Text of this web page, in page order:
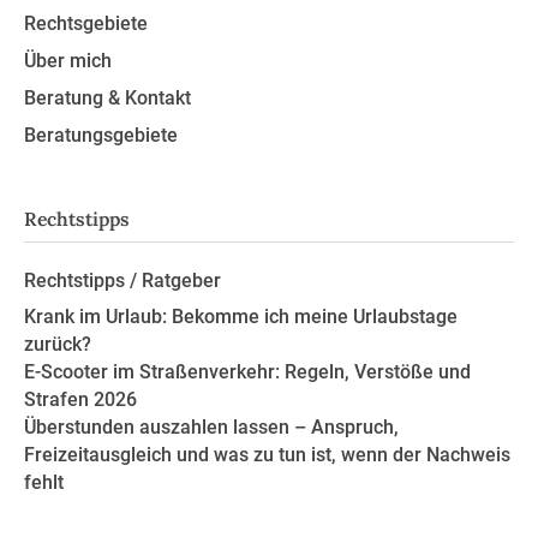
Rechtsgebiete
Über mich
Beratung & Kontakt
Beratungsgebiete
Rechtstipps
Rechtstipps / Ratgeber
Krank im Urlaub: Bekomme ich meine Urlaubstage
zurück?
E-Scooter im Straßenverkehr: Regeln, Verstöße und
Strafen 2026
Überstunden auszahlen lassen – Anspruch,
Freizeitausgleich und was zu tun ist, wenn der Nachweis
fehlt